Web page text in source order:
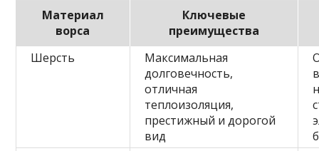
Материал
ворса
Ключевые
преимущества
Шерсть
Максимальная
долговечность,
отличная
теплоизоляция,
престижный и дорогой
вид